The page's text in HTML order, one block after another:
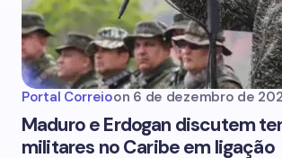
Portal Correioon 6 de dezembro de
Maduro e Erdogan discutem
militares no Caribe em ligação